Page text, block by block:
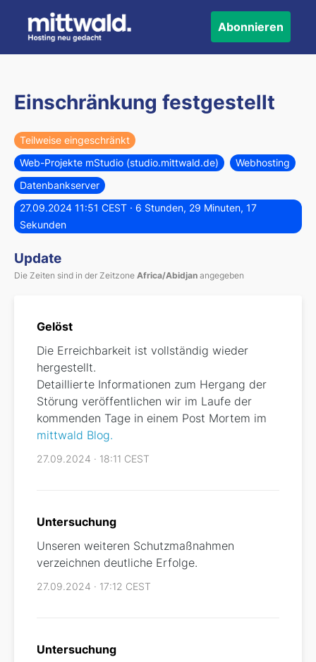
Abonnieren
Einschränkung festgestellt
Teilweise eingeschränkt
Web-Projekte mStudio (studio.mittwald.de)
Webhosting
Datenbankserver
27.09.2024 11:51 CEST · 6 Stunden, 29 Minuten, 17
Sekunden
Update
Die Zeiten sind in der Zeitzone Africa/Abidjan angegeben
Gelöst
Die Erreichbarkeit ist vollständig wieder
hergestellt.
Detaillierte Informationen zum Hergang der
Störung veröffentlichen wir im Laufe der
kommenden Tage in einem Post Mortem im
mittwald Blog.
27.09.2024 · 18:11 CEST
Untersuchung
Unseren weiteren Schutzmaßnahmen
verzeichnen deutliche Erfolge.
27.09.2024 · 17:12 CEST
Untersuchung